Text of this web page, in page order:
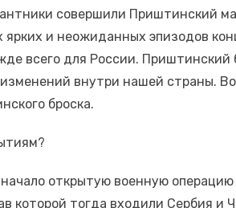
совершили Приштинский
и неожиданных эпизодов
всего для России. Приштинский
внутри нашей страны.
броска.
открытую военную
которой тогда входили Сербия и